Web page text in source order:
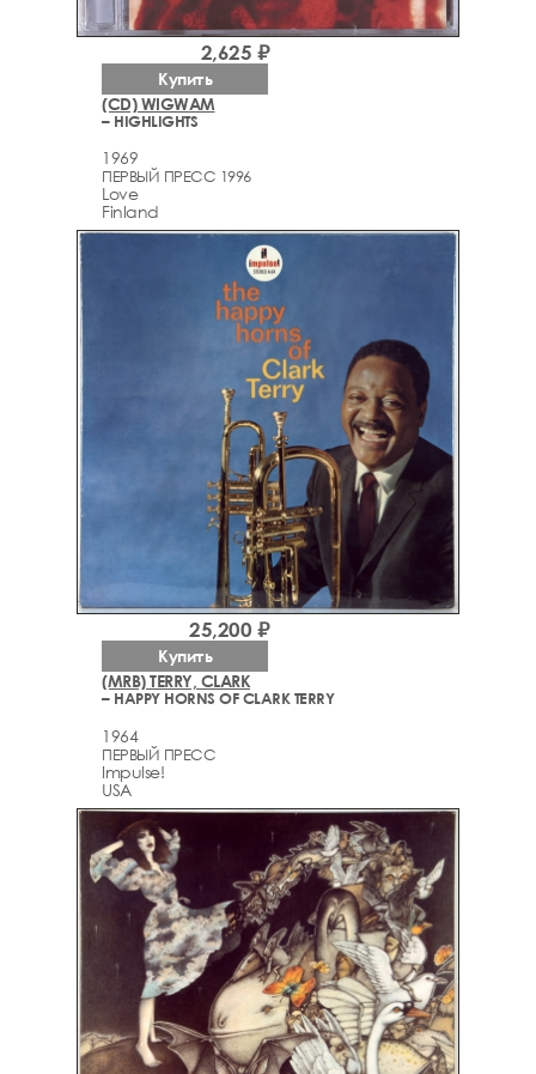
(CD) WIGWAM
– HIGHLIGHTS
1969
ПЕРВЫЙ ПРЕСС 1996
Love
Finland
2,625 ₽
Купить
(MRB) TERRY, CLARK
– HAPPY HORNS OF CLARK TERRY
1964
ПЕРВЫЙ ПРЕСС
Impulse!
USA
25,200 ₽
Купить